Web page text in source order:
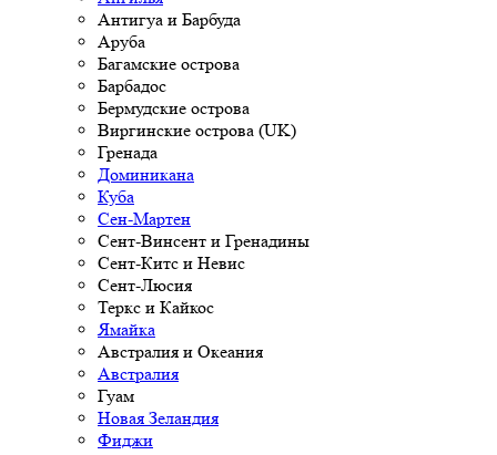
Антигуа и Барбуда
Аруба
Багамские острова
Барбадос
Бермудские острова
Виргинские острова (UK)
Гренада
Доминикана
Куба
Сен-Мартен
Сент-Винсент и Гренадины
Сент-Китс и Невис
Сент-Люсия
Теркс и Кайкос
Ямайка
Австралия и Океания
Австралия
Гуам
Новая Зеландия
Фиджи